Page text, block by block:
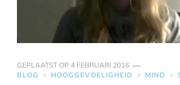
GEPLAATST OP 4 FEBRUARI 2016
BLOG
HOOGGEVOELIGHEID MIND